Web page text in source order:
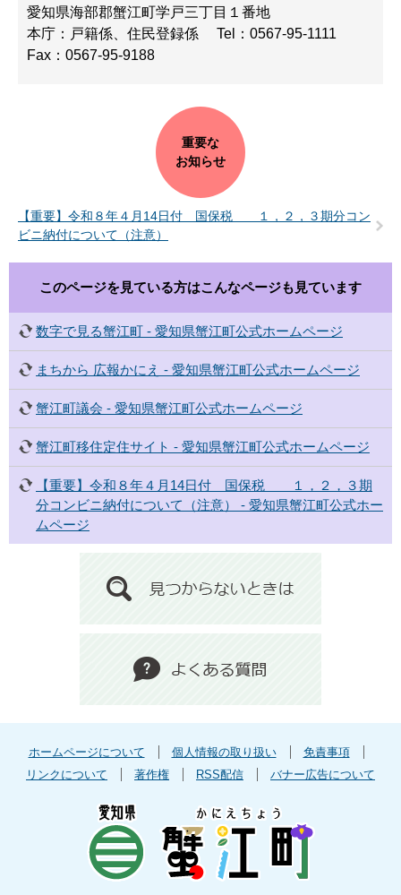
愛知県海部郡蟹江町学戸三丁目１番地
本庁：戸籍係、住民登録係
Tel：0567-95-1111
Fax：0567-95-9188
重要な
お知らせ
【重要】令和８年４月14日付 国保税 １，２，３期分コン
ビニ納付について（注意）
このページを見ている方はこんなページも見ています
数字で見る蟹江町 - 愛知県蟹江町公式ホームページ
まちから 広報かにえ - 愛知県蟹江町公式ホームページ
蟹江町議会 - 愛知県蟹江町公式ホームページ
蟹江町移住定住サイト - 愛知県蟹江町公式ホームページ
【重要】令和８年４月14日付 国保税 １，２，３期
分コンビニ納付について（注意） - 愛知県蟹江町公式ホー
ムページ
ホームページについて 個人情報の取り扱い
免責事項
リンクについて
著作権 RSS配信 バナー広告について